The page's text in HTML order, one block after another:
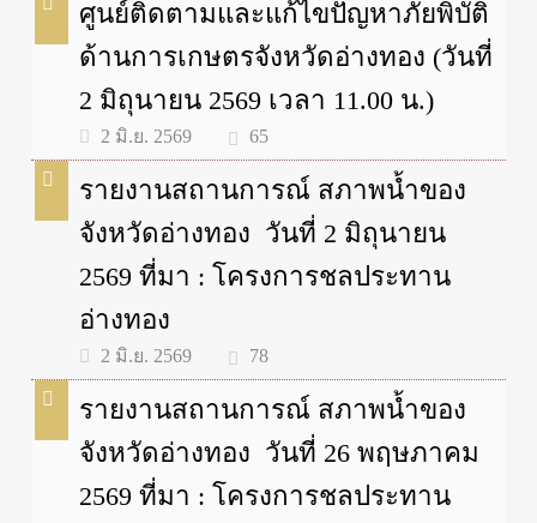
ศูนย์ติดตามและแก้ไขปัญหาภัยพิบัติ
ด้านการเกษตรจังหวัดอ่างทอง (วันที่
2 มิถุนายน 2569 เวลา 11.00 น.)
2 มิ.ย. 2569 65
รายงานสถานการณ์ สภาพน้ำของ
จังหวัดอ่างทอง วันที่ 2 มิถุนายน
2569 ที่มา : โครงการชลประทาน
อ่างทอง
2 มิ.ย. 2569 78
รายงานสถานการณ์ สภาพน้ำของ
จังหวัดอ่างทอง วันที่ 26 พฤษภาคม
2569 ที่มา : โครงการชลประทาน